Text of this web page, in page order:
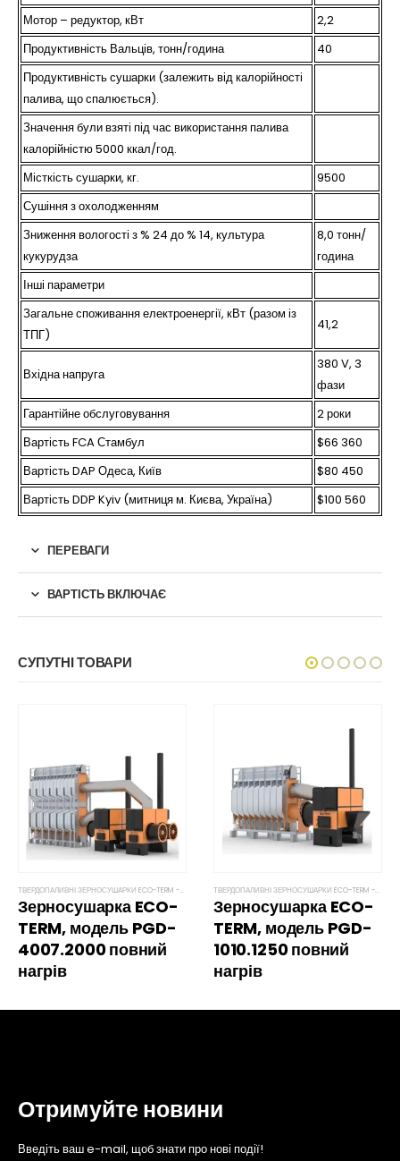
Мотор – редуктор, кВт
2,2
Продуктивність Вальців, тонн/година
40
Продуктивність сушарки (залежить від калорійності
палива, що спалюється).
Значення були взяті під час використання палива
калорійністю 5000 ккал/год.
Місткість сушарки, кг.
9500
Сушіння з охолодженням
Зниження вологості з % 24 до % 14, культура
кукурудза
8,0 тонн/
година
Інші параметри
Загальне споживання електроенергії, кВт (разом із
ТПГ)
41,2
Вхідна напруга
380 V, 3
фази
Гарантійне обслуговування
2 роки
Вартість FCA Стамбул
$66 360
Вартість DAP Одеса, Київ
$80 450
Вартість DDP Kyiv (митниця м. Києва, Україна)
$100 560
ПЕРЕВАГИ
ВАРТІСТЬ ВКЛЮЧАЄ
СУПУТНІ ТОВАРИ
ТВЕРДОПАЛИВНІ ЗЕРНОСУШАРКИ ECO-TERM -ПОВНИЙ НАГРІВ
Зерносушарка ECO-
TERM, модель PGD-
4007.2000 повний
нагрів
ТВЕРДОПАЛИВНІ ЗЕРНОСУШАРКИ ECO-TERM -ПОВНИЙ НАГРІВ
Зерносушарка ECO-
TERM, модель PGD-
1010.1250 повний
нагрів
Отримуйте новини
Введіть ваш e-mail, щоб знати про нові події!